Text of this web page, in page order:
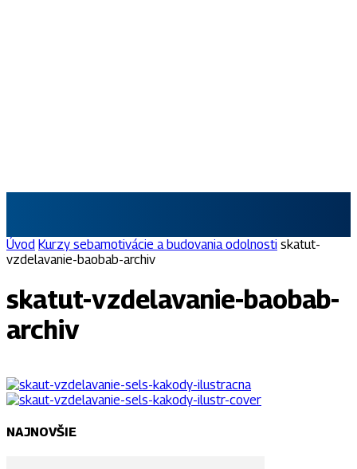
Úvod Kurzy sebamotivácie a budovania odolnosti skatut-
vzdelavanie-baobab-archiv
skatut-vzdelavanie-baobab-
archiv
NAJNOVŠIE